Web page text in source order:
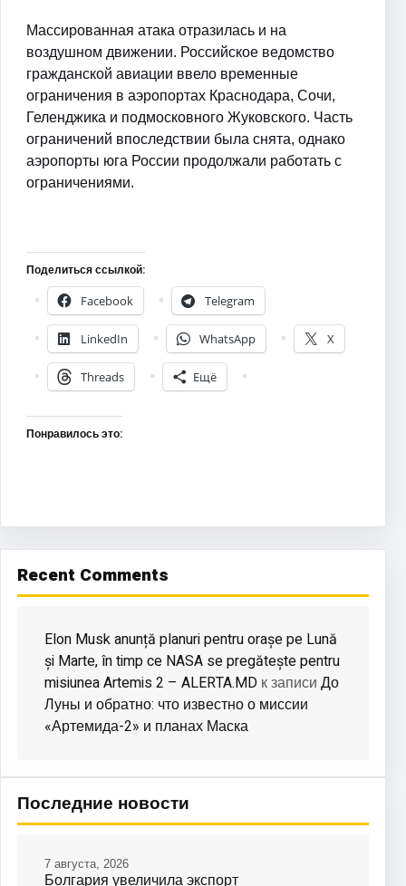
Массированная атака отразилась и на
воздушном движении. Российское ведомство
гражданской авиации ввело временные
ограничения в аэропортах Краснодара, Сочи,
Геленджика и подмосковного Жуковского. Часть
ограничений впоследствии была снята, однако
аэропорты юга России продолжали работать с
ограничениями.
Поделиться ссылкой:
Facebook
Telegram
LinkedIn WhatsApp X
Threads Ещё
Понравилось это:
Recent Comments
Elon Musk anunță planuri pentru orașe pe Lună
și Marte, în timp ce NASA se pregătește pentru
misiunea Artemis 2 – ALERTA.MD к записи До
Луны и обратно: что известно о миссии
«Артемида-2» и планах Маска
Последние новости
Болгария увеличила экспорт
7 августа, 2026